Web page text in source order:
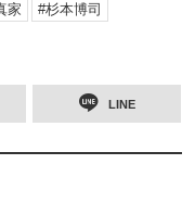
家
杉本博司
LINE